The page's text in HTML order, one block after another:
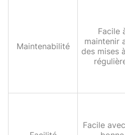
Maintenabilité
Facile
maintenir
des mises
Facile